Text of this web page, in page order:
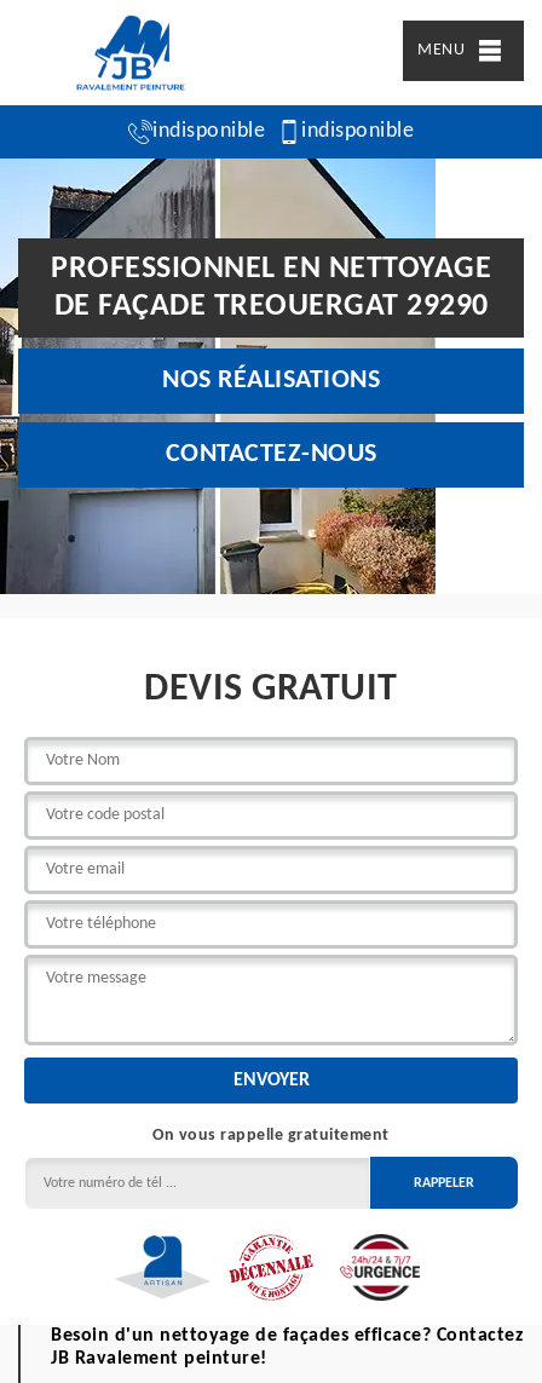
MENU
indisponible indisponible
PROFESSIONNEL EN NETTOYAGE
DE FAÇADE TREOUERGAT 29290
NOS RÉALISATIONS
CONTACTEZ-NOUS
DEVIS GRATUIT
On vous rappelle gratuitement
Besoin d'un nettoyage de façades efficace? Contactez
JB Ravalement peinture!